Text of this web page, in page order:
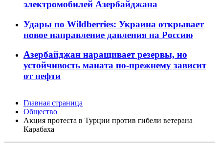
электромобилей Азербайджана
Удары по Wildberries: Украина открывает
новое направление давления на Россию
Азербайджан наращивает резервы, но
устойчивость маната по-прежнему зависит
от нефти
Главная страница
Общество
Акция протеста в Турции против гибели ветерана
Карабаха